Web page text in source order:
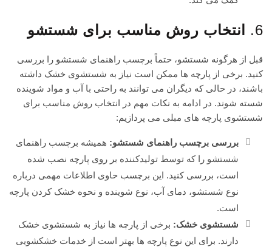
6. انتخاب روش مناسب برای شستشو
قبل از هرگونه شستشو، حتماً برچسب راهنمای شستشو را بررسی
کنید. برخی از پارچه ها ممکن است نیاز به شستشوی خشک داشته
باشند، در حالی که دیگران می توانند به راحتی با آب و مواد شوینده
شسته شوند. در ادامه به نکات مهم در انتخاب روش مناسب برای
شستشوی پارچه های مبلی می پردازیم:
بررسی برچسب راهنمای شستشو: همیشه برچسب راهنمای
شستشو را که توسط تولیدکننده بر روی پارچه نصب شده
است، بررسی کنید. این برچسب حاوی اطلاعات مهمی درباره
نوع شستشو، دمای آب، نوع شوینده و نحوه خشک کردن پارچه
است.
شستشوی خشک: برخی از پارچه ها نیاز به شستشوی خشک
دارند. برای این نوع پارچه ها بهتر است از خدمات خشکشویی